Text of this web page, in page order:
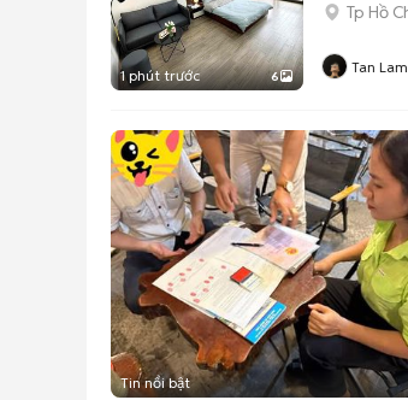
1 phút trước 6
Tp Hồ
Tan Lam
Tin nổi bật